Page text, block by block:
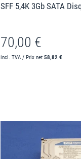
SFF 5,4K 3Gb SATA
70,00 €
incl. TVA / Prix net58,82 €